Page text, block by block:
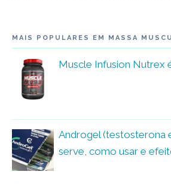
MAIS POPULARES EM MASSA
Muscle Infusion Nutrex
Androgel (testosterona
serve, como usar e